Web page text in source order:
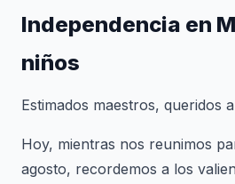
Independencia en
niños
Estimados maestros, queridos
Hoy, mientras nos reunimos
agosto, recordemos a los